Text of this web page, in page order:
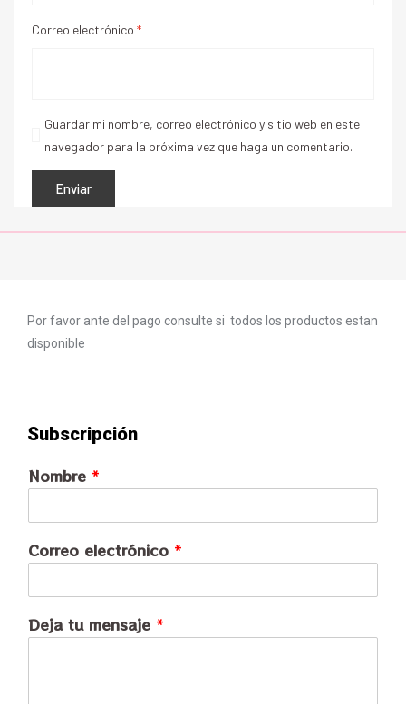
Correo electrónico *
Guardar mi nombre, correo electrónico y sitio web en este
navegador para la próxima vez que haga un comentario.
Por favor ante del pago consulte si todos los productos estan
disponible
Subscripción
Nombre *
Correo electrónico *
Deja tu mensaje *